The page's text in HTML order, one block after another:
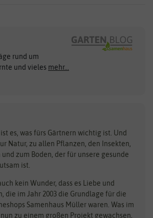
Clever Pots
COMPO
Dürr-Samen
elho
Feldsaaten Freudenberger
Fertil
rund um
und vieles mehr...
es, was fürs Gärtnern wichtig ist. Und
Natur, zu allen Pflanzen, den Insekten,
zum Boden, der für unsere gesunde
ist.
kein Wunder, dass es Liebe und
die im Jahr 2003 die Grundlage für die
Samenhaus Müller waren. Was im
zu einem großen Projekt gewachsen,